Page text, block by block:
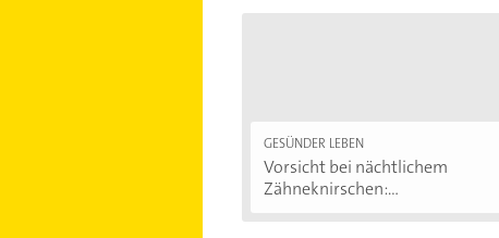
GESÜNDER LEBEN
Vorsicht bei nächtlichem
Zähneknirschen:...